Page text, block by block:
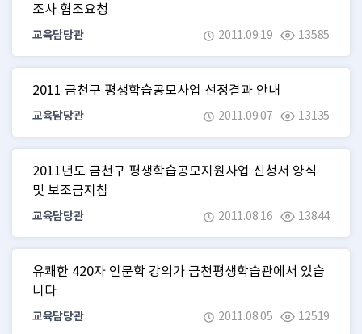
조사 협조요청
교육담당관 2011.09.19 13585
2011 금천구 평생학습공모사업 선정결과 안내
교육담당관 2011.09.07 13135
2011년도 금천구 평생학습공모지원사업 신청서 양식
및 보조금지침
교육담당관 2011.08.16 13844
유쾌한 420자 인문학 강의가 금천평생학습관에서 있습
니다
교육담당관 2011.08.05 12519